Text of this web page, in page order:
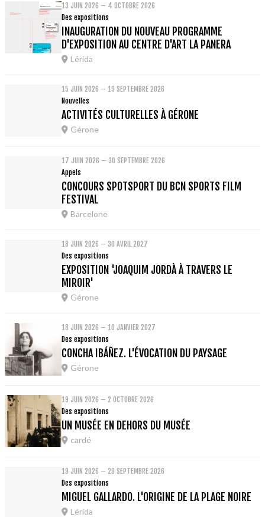
13 JUIN 2026 – 4 OCTOBRE 2026
Des expositions
INAUGURATION DU NOUVEAU PROGRAMME
D'EXPOSITION AU CENTRE D'ART LA PANERA
Lérida
15 JUIN 2026 – 19 SEPTEMBRE 2026
Nouvelles
ACTIVITÉS CULTURELLES À GÉRONE
Gérone
17 JUIN 2026 – 30 SEPTEMBRE 2026
Appels
CONCOURS SPOTSPORT DU BCN SPORTS FILM
FESTIVAL
Barcelone
18 JUIN 2026 – 30 AVRIL 2027
Des expositions
EXPOSITION 'JOAQUIM JORDÀ À TRAVERS LE
MIROIR'
Gérone
18 JUIN 2026 – 10 JANVIER 2027
Des expositions
CONCHA IBÁÑEZ. L'ÉVOCATION DU PAYSAGE
Gérone
19 JUIN 2026 – 2 OCTOBRE 2026
Des expositions
UN MUSÉE EN DEHORS DU MUSÉE
cardé
19 JUIN 2026 – 29 SEPTEMBRE 2026
Des expositions
MIGUEL GALLARDO. L'ORIGINE DE LA PLAGE NOIRE
Lérida